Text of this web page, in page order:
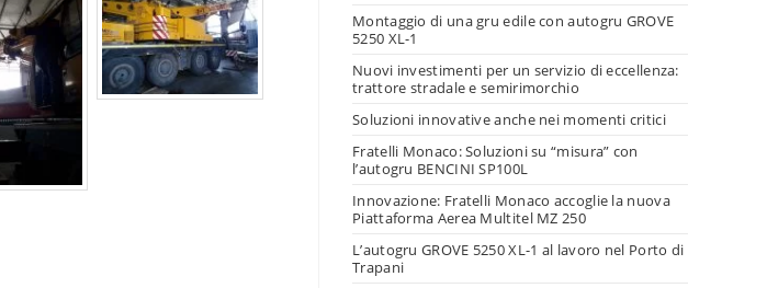
Montaggio di una gru edile con autogru GROVE
5250 XL-1
Nuovi investimenti per un servizio di eccellenza:
trattore stradale e semirimorchio
Soluzioni innovative anche nei momenti critici
Fratelli Monaco: Soluzioni su “misura” con
l’autogru BENCINI SP100L
Innovazione: Fratelli Monaco accoglie la nuova
Piattaforma Aerea Multitel MZ 250
L’autogru GROVE 5250 XL-1 al lavoro nel Porto di
Trapani